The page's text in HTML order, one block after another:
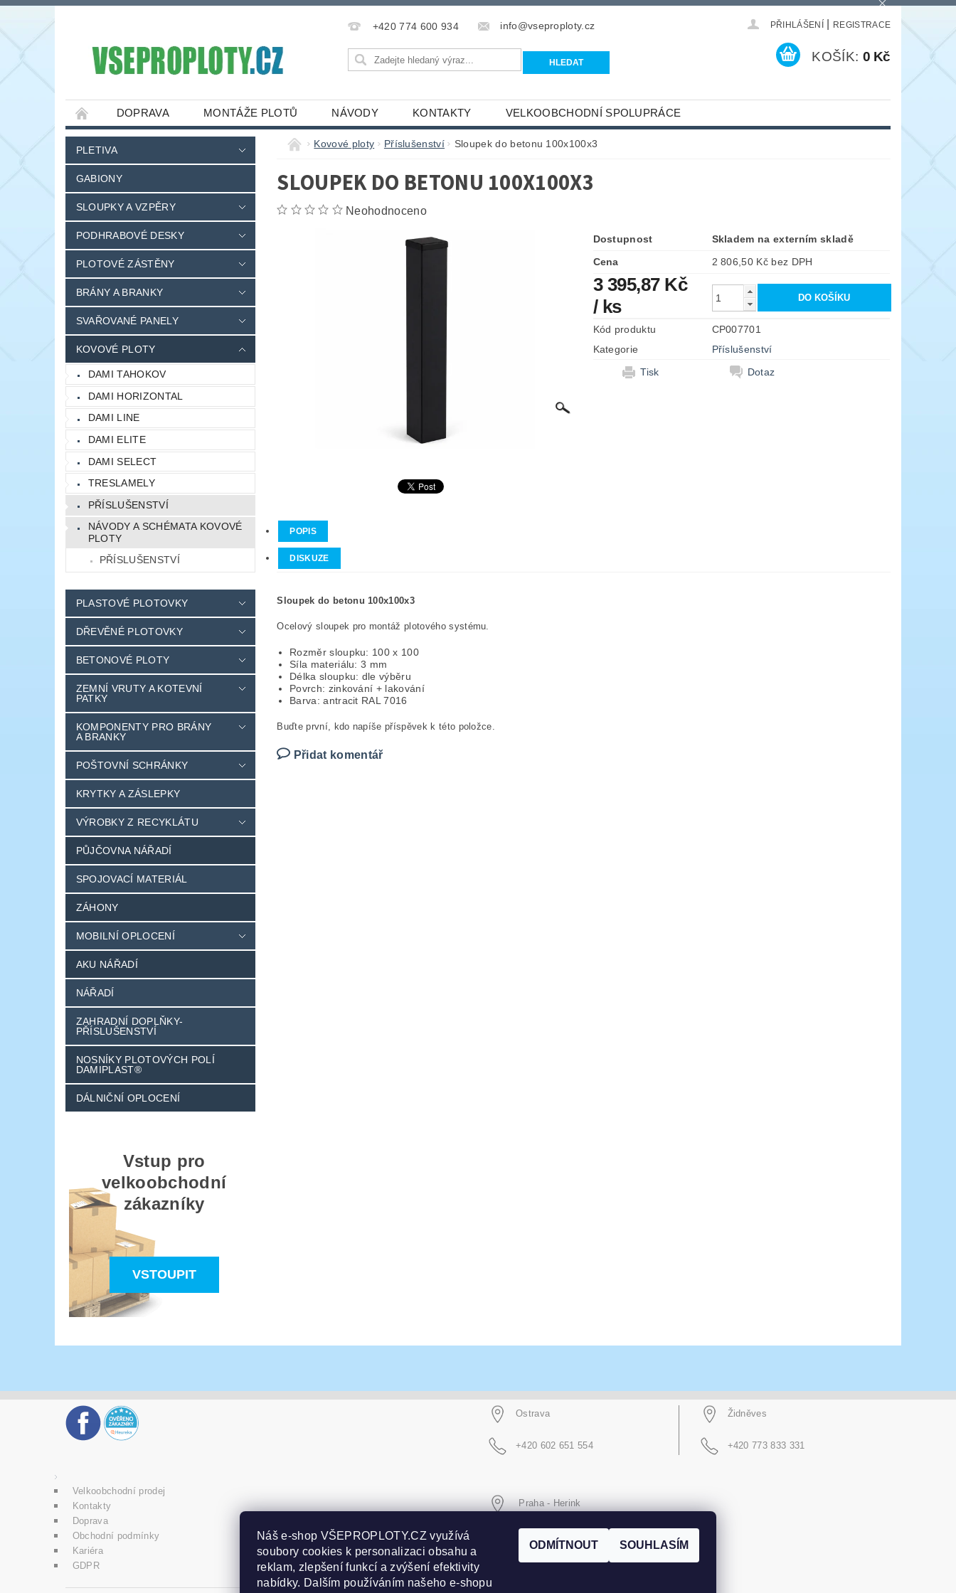
+420 774 600 934 info@vseproploty.cz PŘIHLÁŠENÍ REGISTRACE
KOŠÍK: 0 Kč
DOPRAVA MONTÁŽE PLOTŮ NÁVODY KONTAKTY VELKOOBCHODNÍ SPOLUPRÁCE
PLETIVA
GABIONY
SLOUPKY A VZPĚRY
PODHRABOVÉ DESKY
PLOTOVÉ ZÁSTĚNY
BRÁNY A BRANKY
SVAŘOVANÉ PANELY
KOVOVÉ PLOTY
DAMI TAHOKOV
DAMI HORIZONTAL
DAMI LINE
DAMI ELITE
DAMI SELECT
TRESLAMELY
PŘÍSLUŠENSTVÍ
NÁVODY A SCHÉMATA KOVOVÉ
PLOTY
PŘÍSLUŠENSTVÍ
PLASTOVÉ PLOTOVKY
DŘEVĚNÉ PLOTOVKY
BETONOVÉ PLOTY
ZEMNÍ VRUTY A KOTEVNÍ
PATKY
KOMPONENTY PRO BRÁNY
A BRANKY
POŠTOVNÍ SCHRÁNKY
KRYTKY A ZÁSLEPKY
VÝROBKY Z RECYKLÁTU
PŮJČOVNA NÁŘADÍ
SPOJOVACÍ MATERIÁL
ZÁHONY
MOBILNÍ OPLOCENÍ
AKU NÁŘADÍ
NÁŘADÍ
ZAHRADNÍ DOPLŇKY-
PŘÍSLUŠENSTVÍ
NOSNÍKY PLOTOVÝCH POLÍ
DAMIPLAST®
DÁLNIČNÍ OPLOCENÍ
Vstup pro
velkoobchodní
zákazníky
VSTOUPIT
Kovové ploty Příslušenství Sloupek do betonu 100x100x3
SLOUPEK DO BETONU 100X100X3
Neohodnoceno
Dostupnost
Skladem na externím skladě
Cena
2 806,50 Kč bez DPH
3 395,87 Kč
/ ks
Kód produktu
CP007701
Kategorie
Příslušenství
Tisk
Dotaz
POPIS
DISKUZE
Sloupek do betonu 100x100x3
Ocelový sloupek pro montáž plotového systému.
Rozměr sloupku: 100 x 100
Síla materiálu: 3 mm
Délka sloupku: dle výběru
Povrch: zinkování + lakování
Barva: antracit RAL 7016
Buďte první, kdo napíše příspěvek k této položce.
Přidat komentář
Ostrava
+420 602 651 554
Židněves
+420 773 833 331
Velkoobchodní prodej
Kontakty
Doprava
Obchodní podmínky
Kariéra
GDPR
Praha - Herink
+420 606 020 266
Náš e-shop VŠEPROPLOTY.CZ využívá
soubory cookies k personalizaci obsahu a
reklam, zlepšení funkcí a zvýšení efektivity
nabídky. Dalším používáním našeho e-shopu
ODMÍTNOUT SOUHLASÍM